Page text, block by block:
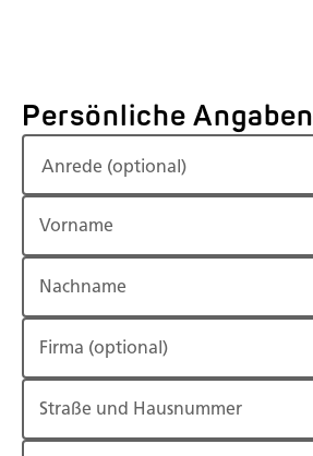
Persönliche Angaben
Anrede (optional)
Vorname
Nachname
Firma (optional)
Straße und Hausnummer